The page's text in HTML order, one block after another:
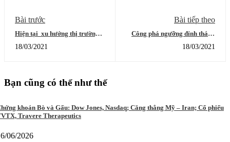
Bài trước
Hiện tại xu hướng thị trường
giữ hàng, vì một loạt các lý do
18/03/2021
Bài tiếp theo
Công phá ngưỡng đỉnh tháng
đông, các cổ phiếu ngân hàng
18/03/2021
Bạn cũng có thể như thế
khoán Bò và Gấu: Dow Jones, Nasdaq; Căng thẳng Mỹ – Iran; Cổ phiếu
Travere Therapeutics
06/2026